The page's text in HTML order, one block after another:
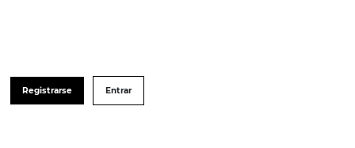
Registrarse Entrar